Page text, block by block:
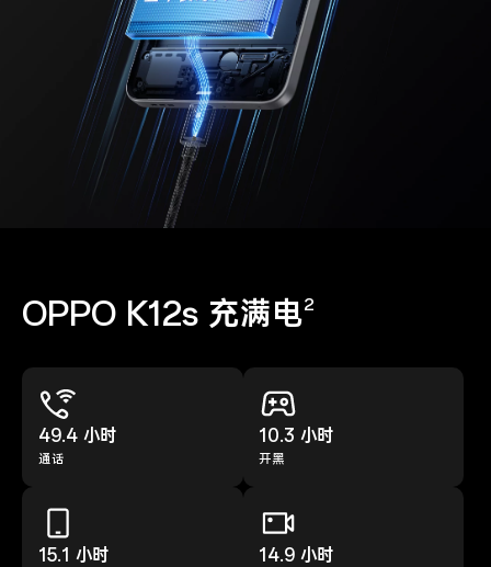
OPPO K12s 充满电2
49.4 小时
通话
10.3 小时
开黑
15.1 小时 14.9 小时